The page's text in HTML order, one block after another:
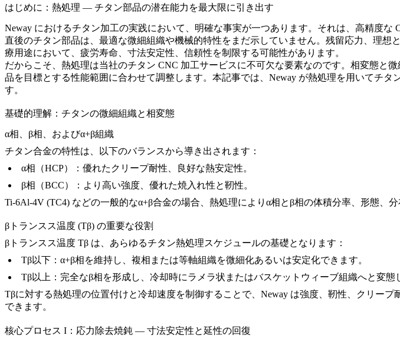
はじめに：熱処理 — チタン部品の潜在能力を最大限に引き出す
Neway におけるチタン加工の実践において、明確な事実が一つあります。それは、高精度
直後のチタン部品は、最適な微細組織や機械的特性をまだ示していません。残留応力、理
療用途において、疲労寿命、寸法安定性、信頼性を制限する可能性があります。
だからこそ、熱処理は当社のチタン CNC 加工サービスに不可欠な要素なのです。相変態と
品を目標とする性能範囲に合わせて調整します。本記事では、Neway が熱処理を用いてチ
す。
基礎的理解：チタンの微細組織と相変態
α相、β相、およびα+β組織
チタン合金の特性は、以下のバランスから導き出されます：
α相 （HCP）：優れたクリープ耐性、良好な熱安定性。
β相 （BCC）：より高い強度、優れた焼入れ性と靭性。
Ti-6Al-4V (TC4) などの一般的なα+β合金の場合、熱処理によりα相とβ相の体積分率、形態、
βトランスス温度 (Tβ) の重要な役割
βトランスス温度 Tβ は、あらゆるチタン熱処理スケジュールの基礎となります：
Tβ以下 ：α+β相を維持し、複相または等軸組織を微細化あるいは安定化できます。
Tβ以上 ：完全なβ相を形成し、冷却時にラメラ状またはバスケットウィーブ組織へと変態
Tβに対する熱処理の位置付けと冷却速度を制御することで、Neway は強度、靭性、クリー
できます。
核心プロセス I：応力除去焼鈍 — 寸法安定性と延性の回復